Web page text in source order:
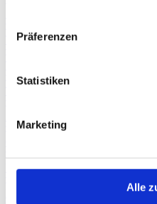
Präferenzen
Statistiken
Marketing
Alle
Teeverpackung 2lagig
Verpackung mit Apothekenlogo
(27)